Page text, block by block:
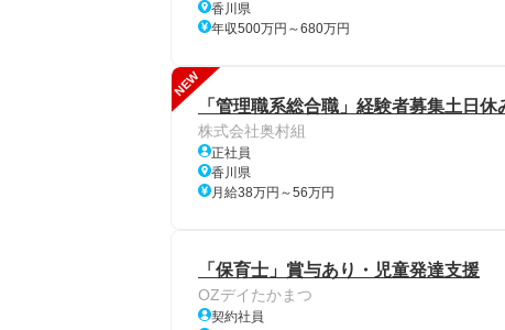
香川県
年収500万円～680万円
NEW
「管理職系総合職」経験者募集土日休
株式会社奥村組
正社員
香川県
月給38万円～56万円
「保育士」賞与あり・児童発達支援
OZデイたかまつ
契約社員